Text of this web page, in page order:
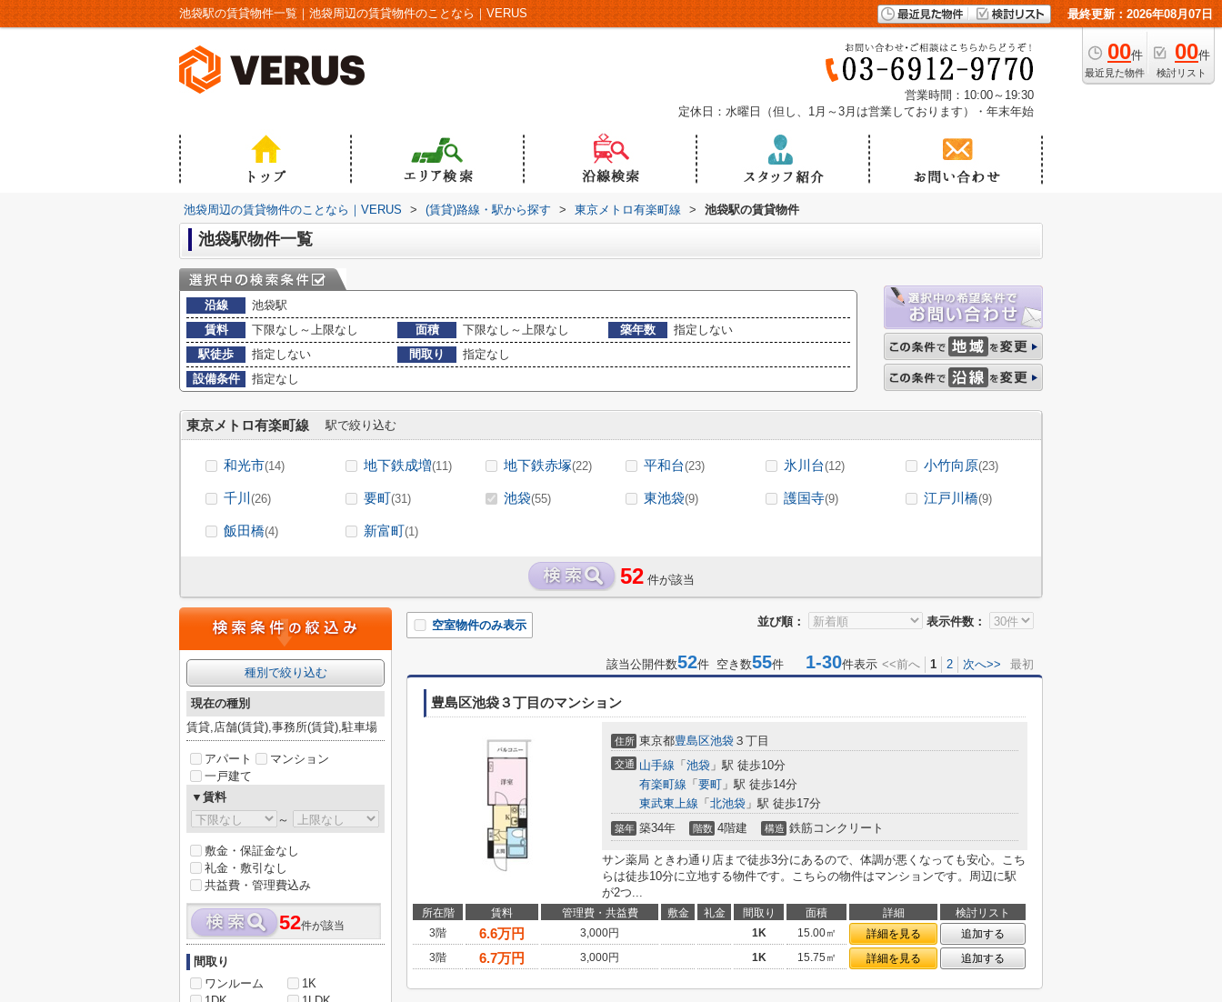
池袋駅の賃貸物件一覧｜池袋周辺の賃貸物件のことなら｜VERUS 最終更新：2026年08月07日
00件
最近見た物件
00件
検討リスト
営業時間：10:00～19:30
定休日：水曜日（但し、1月～3月は営業しております）・年末年始
池袋周辺の賃貸物件のことなら｜VERUS > (賃貸)路線・駅から探す > 東京メトロ有楽町線 > 池袋駅の賃貸物件
池袋駅物件一覧
沿線
池袋駅
賃料
下限なし～上限なし 面積 下限なし～上限なし 築年数
指定しない
駅徒歩
指定しない 間取り
指定なし
設備条件
指定なし
東京メトロ有楽町線 駅で絞り込む
和光市(14) 地下鉄成増(11) 地下鉄赤塚(22) 平和台(23) 氷川台(12) 小竹向原(23)
千川 (26) 要町(31) 池袋(55) 東池袋(9) 護国寺(9) 江戸川橋(9)
飯田橋(4) 新富町(1)
52 件が該当
並び順： 表示件数：
空室物件のみ表示
該当公開件数52件 空き数55件 1-30件表示 <<前へ 1 2 次へ>> 最初
豊島区池袋３丁目のマンション
住所 東京都豊島区池袋 ３丁目
交通 山手線 「 池袋 」駅 徒歩10分
有楽町線 「 要町 」駅 徒歩14分
東武東上線 「 北池袋 」駅 徒歩17分
築年 築34年 階数 4階建 構造 鉄筋コンクリート
サン薬局 ときわ通り店まで徒歩3分にあるので、体調が悪くなっても安心。こち
らは徒歩10分に立地する物件です。こちらの物件はマンションです。周辺に駅
が2つ...
所在階 賃料 管理費・共益費 敷金 礼金 間取り 面積 詳細
検討リスト
3階
6.6万円 3,000円 1K 15.00㎡ 詳細を見る
追加する
3階
6.7万円 3,000円 1K 15.75㎡ 詳細を見る 追加する
種別で絞り込む
現在の種別
賃貸,店舗(賃貸),事務所(賃貸),駐車場
アパート
マンション
一戸建て
▼賃料
～
敷金・保証金なし
礼金・敷引なし
共益費・管理費込み
52件が該当
間取り
ワンルーム
1K